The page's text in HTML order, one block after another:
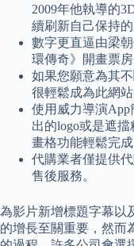
2009年他執導的
續刷新自己保持的
數字更直逼由梁朝
環傳奇》開畫票房
如果您願意為其
很輕鬆成為此網站
使用威力導演
出的logo或是遮
畫格功能輕鬆完成
代購業者僅提供
售後服務。
為影片新增標題字幕以
的增長至關重要，然而